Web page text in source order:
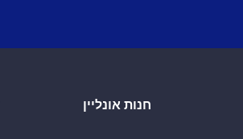
חנות אונליין